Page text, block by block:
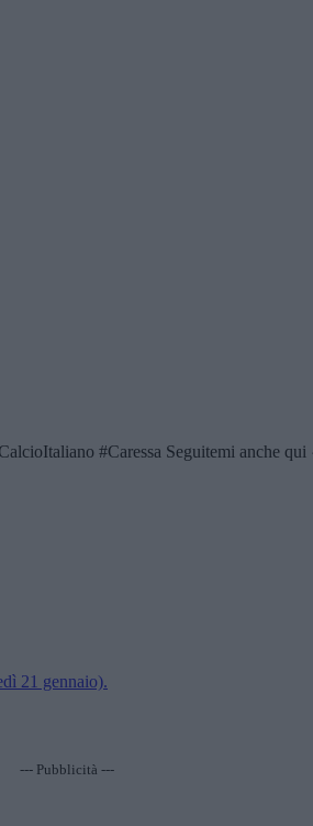
#Caressa Seguitemi anche qui
21 gennaio).
--- Pubblicità ---